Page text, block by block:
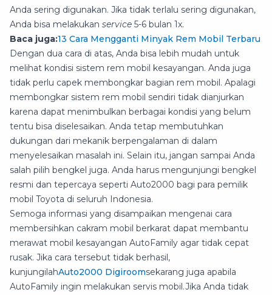
Anda sering digunakan. Jika tidak terlalu sering digunakan,
Anda bisa melakukan service 5-6 bulan 1x.
Baca juga:13 Cara Mengganti Minyak Rem Mobil Terbaru
Dengan dua cara di atas, Anda bisa lebih mudah untuk
melihat kondisi sistem rem mobil kesayangan. Anda juga
tidak perlu capek membongkar bagian rem mobil. Apalagi
membongkar sistem rem mobil sendiri tidak dianjurkan
karena dapat menimbulkan berbagai kondisi yang belum
tentu bisa diselesaikan. Anda tetap membutuhkan
dukungan dari mekanik berpengalaman di dalam
menyelesaikan masalah ini. Selain itu, jangan sampai Anda
salah pilih bengkel juga. Anda harus mengunjungi bengkel
resmi dan tepercaya seperti Auto2000 bagi para pemilik
mobil Toyota di seluruh Indonesia.
Semoga informasi yang disampaikan mengenai cara
membersihkan cakram mobil berkarat dapat membantu
merawat mobil kesayangan AutoFamily agar tidak cepat
rusak. Jika cara tersebut tidak berhasil,
kunjungilahAuto2000 Digiroomsekarang juga apabila
AutoFamily ingin melakukan servis mobil.Jika Anda tidak